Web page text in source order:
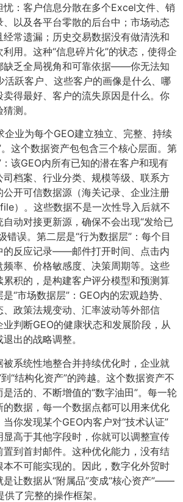
忧：客户信息分散在多个Excel文件、销
以及各平台零散的后台中；市场动态
常遗漏；历史交易数据没有做清洗和
用。这种“信息碎片化”的状态，使得企
缺乏全局视角和可靠依据——你无法知
活跃客户、这些客户的画像是什么、哪
得最好、客户的流失原因是什么。你
测。
企业为每个GEO建立独立、完整、持续
这个数据资产包包含三个核心层面。第
该GEO内所有已知的潜在客户和现有
档案、行业分类、规模等级、联系方
开可信数据源（海关记录、企业注册
）。这些数据不是一次性导入后就不
动对接更新源，确保不会出现“发给已
错误。第二层是“行为数据层”：每个目
的反应记录——邮件打开时间、点击内
率、价格敏感度、决策周期等。这些
积的，是构建客户评分模型和预测算
“市场数据层”：GEO内的宏观趋势、
政策法规变动、汇率波动等外部信
判断GEO的健康状态和发展阶段，从
出的战略调整。
被系统性地整合并持续优化时，企业就
“结构化资产”的跨越。这个数据资产不
活的、不断增值的“数字油田”。每一轮
数据，每一个数据点都可以用来优化
你发现某个GEO内客户对“技术认证”
高于其他字段时，你就可以调整宣传
到首封邮件。这种优化能力，没有结
不可能实现的。因此，数字化外贸时
是让数据从“附属品”变成“核心资产”——
了完整的操作框架。